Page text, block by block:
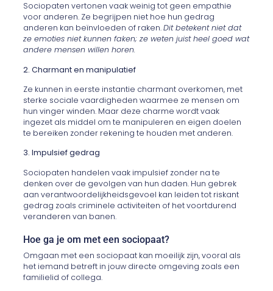
Sociopaten vertonen vaak weinig tot geen empathie
voor anderen. Ze begrijpen niet hoe hun gedrag
anderen kan beïnvloeden of raken.Dit betekent niet dat
ze emoties niet kunnen faken; ze weten juist heel goed wat
andere mensen willen horen.
2. Charmant en manipulatief
Ze kunnen in eerste instantie charmant overkomen, met
sterke sociale vaardigheden waarmee ze mensen om
hun vinger winden. Maar deze charme wordt vaak
ingezet als middel om te manipuleren en eigen doelen
te bereiken zonder rekening te houden met anderen.
3. Impulsief gedrag
Sociopaten handelen vaak impulsief zonder na te
denken over de gevolgen van hun daden. Hun gebrek
aan verantwoordelijkheidsgevoel kan leiden tot riskant
gedrag zoals criminele activiteiten of het voortdurend
veranderen van banen.
Hoe ga je om met een sociopaat?
Omgaan met een sociopaat kan moeilijk zijn, vooral als
het iemand betreft in jouw directe omgeving zoals een
familielid of collega.